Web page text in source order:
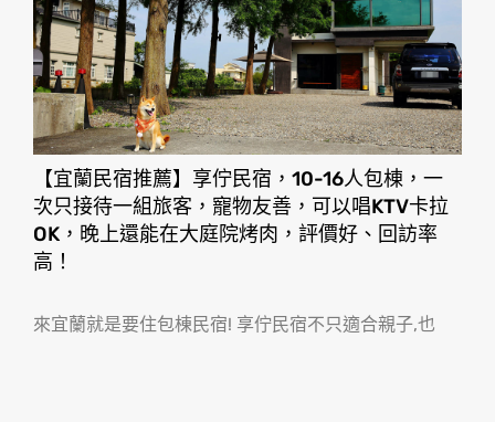
【宜蘭民宿推薦】享佇民宿，10-16人包棟，一
次只接待一組旅客，寵物友善，可以唱KTV卡拉
OK，晚上還能在大庭院烤肉，評價好、回訪率
高！
來宜蘭就是要住包棟民宿! 享佇民宿不只適合親子,也